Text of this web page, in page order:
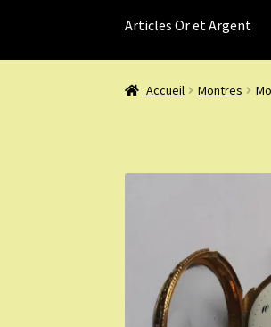
Articles Or et Argent
Accueil Montres